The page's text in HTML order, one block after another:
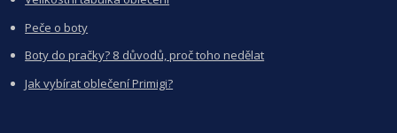
Peče o boty
Boty do pračky? 8 důvodů, proč toho nedělat
Jak vybírat oblečení Primigi?